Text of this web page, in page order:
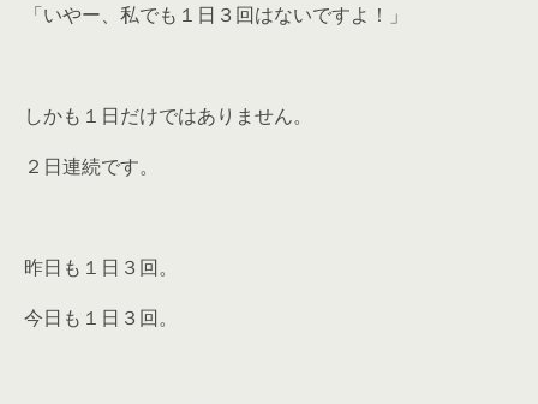
「いやー、私でも１日３回はないですよ！」
しかも１日だけではありません。
２日連続です。
昨日も１日３回。
今日も１日３回。